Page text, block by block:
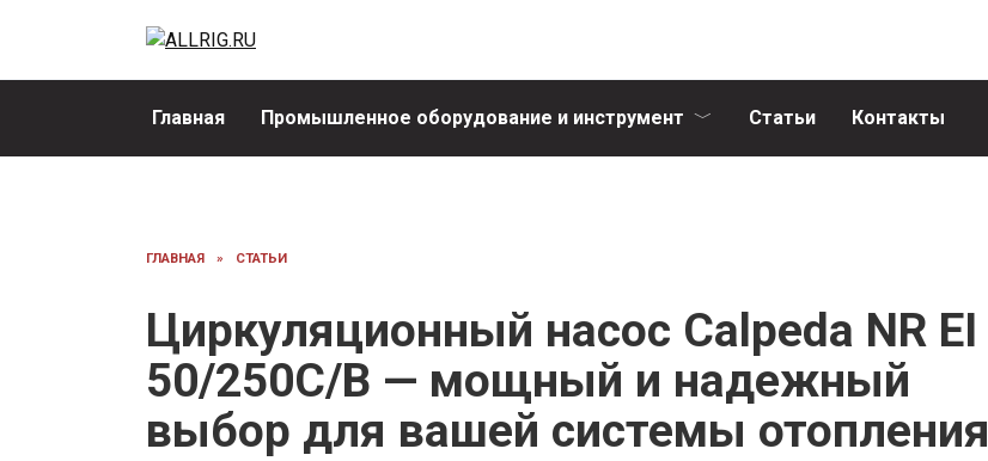
Главная Промышленное оборудование и инструмент Статьи Контакты
ГЛАВНАЯ » СТАТЬИ
Циркуляционный насос Calpeda NR EI
50/250C/B — мощный и надежный
выбор для вашей системы отопления